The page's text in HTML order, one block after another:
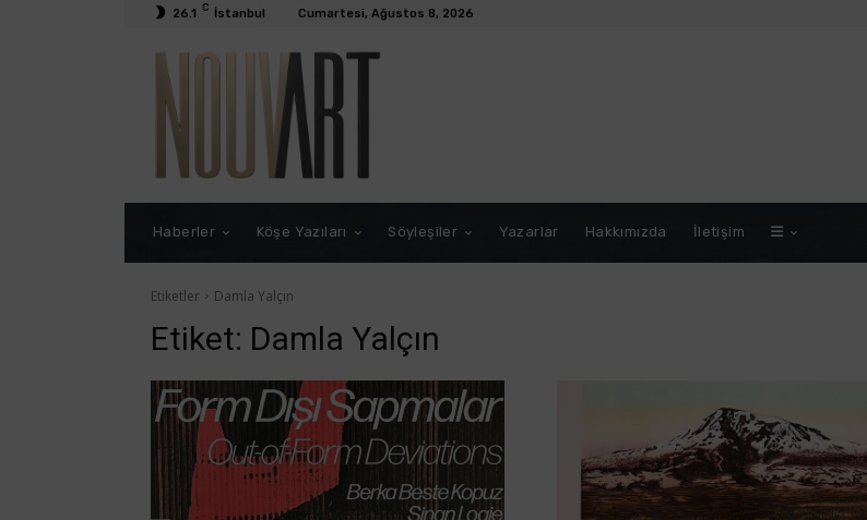
26.1 C İstanbul Cumartesi, Ağustos 8, 2026
Haberler Köşe Yazıları Söyleşiler Yazarlar Hakkımızda İletişim
Etiketler Damla Yalçın
Etiket: Damla Yalçın